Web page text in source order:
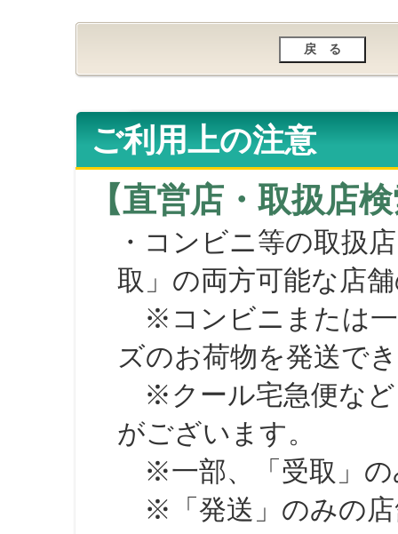
ご利用上の注意
【直営店・取扱店
・コンビニ等の取扱
取」の両方可能な店
※コンビニまたは一
ズのお荷物を発送で
※クール宅急便など
がございます。
※一部、「受取」の
※「発送」のみの店